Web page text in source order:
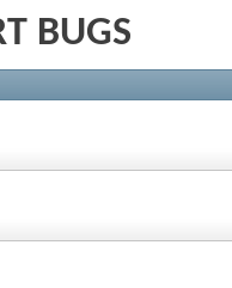
BUGS